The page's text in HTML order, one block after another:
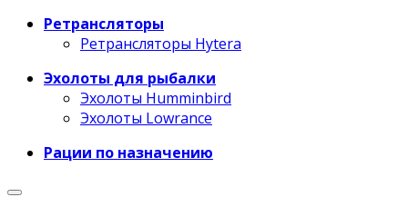
Ретрансляторы
Ретрансляторы Hytera
Эхолоты для рыбалки
Эхолоты Humminbird
Эхолоты Lowrance
Рации по назначению